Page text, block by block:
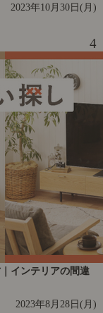
2023年10月30日(月)
4
インテリアの間違
2023年8月28日(月)